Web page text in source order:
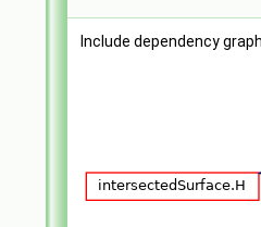
Include dependency